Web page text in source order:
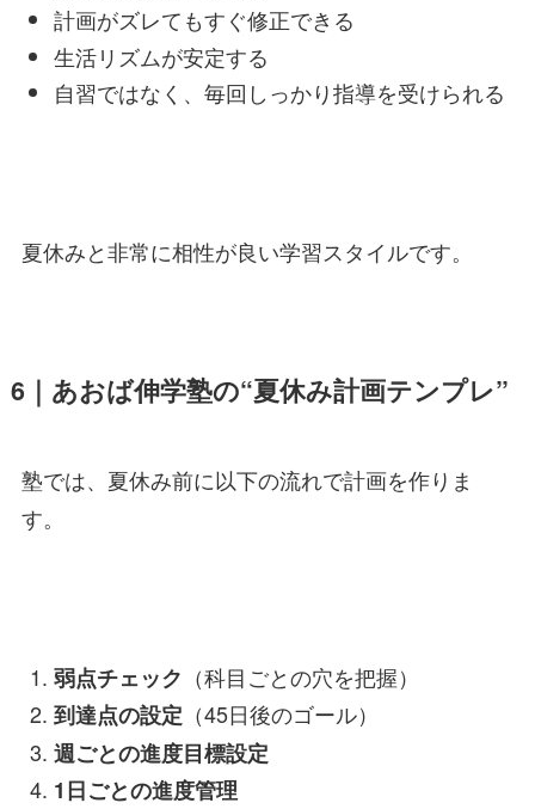
計画がズレてもすぐ修正できる
生活リズムが安定する
自習ではなく、毎回しっかり指導を受けられる
夏休みと非常に相性が良い学習スタイルです。
6｜あおば伸学塾の“夏休み計画テンプレ”
塾では、夏休み前に以下の流れで計画を作りま
す。
弱点チェック （科目ごとの穴を把握）
到達点の設定 （45日後のゴール）
週ごとの進度目標設定
1日ごとの進度管理